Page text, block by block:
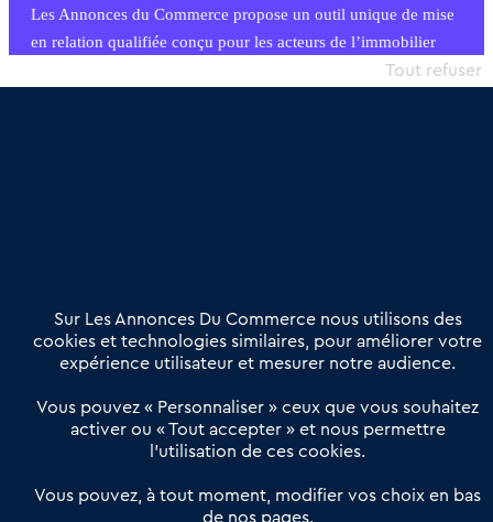
Les Annonces du Commerce propose un outil unique de mise
en relation qualifiée conçu pour les acteurs de l’immobilier
commercial et les collectivités territoriales, simple et intégrant
Offres Pro
Actualités
Qui sommes nous ?
Derniers articles
Réseau 3C : un partenaire national dédié aux transactions
Petitscommerces : Un partenariat au service du commerce de
Sur Les Annonces Du Commerce nous utilisons des
cookies et technologies similaires, pour améliorer votre
expérience utilisateur et mesurer notre audience.
Vous pouvez « Personnaliser » ceux que vous souhaitez
activer ou « Tout accepter » et nous permettre
l’utilisation de ces cookies.
Vous pouvez, à tout moment, modifier vos choix en bas
de nos pages.
Tout refuser